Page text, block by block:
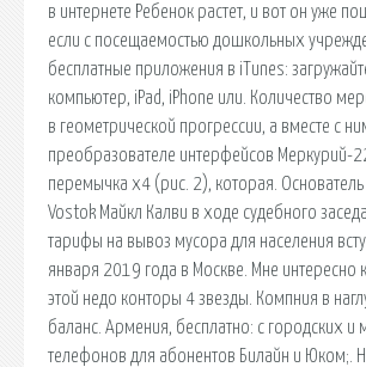
в интернете Ребенок растет, и вот он уже
если с посещаемостью дошкольных
бесплатные приложения в iTunes:
компьютер, iPad, iPhone или. Количество
в геометрической прогрессии, а вместе с
преобразователе интерфейсов Меркурий-
перемычка x4 (рис. 2), которая.
Vostok Майкл Калви в ходе судебного
тарифы на вывоз мусора для населения
января 2019 года в Москве. Мне интересно
этой недо конторы 4 звезды. Компния в
баланс. Армения, бесплатно: с городских и
телефонов для абонентов Билайн и Юком;.